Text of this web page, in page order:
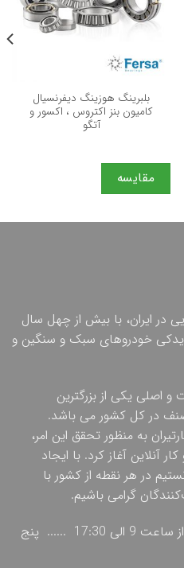
بلبرینگ هوزینگ دیفرنسیال
کامیون بنز اکتروس ، اکسور و
آتگو
مقایسه
در ایران، با بیش از چهل سال
یدکی خودروهای سبک و سنگین و
و اصلی یکی از بزرگترین
در کل کشور می باشد.
به منظور تحقق این امر،
آنلاین آغاز کرد. با ایجاد
در هر نقطه از کشور با
گرامی باشیم.
ساعت کاری: شنبه تا چهارشنبه از ساعت 9 الی 17:30 ...... پنج